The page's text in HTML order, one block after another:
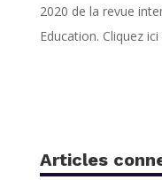
2020 de la revue
Education. Cliquez
Articles